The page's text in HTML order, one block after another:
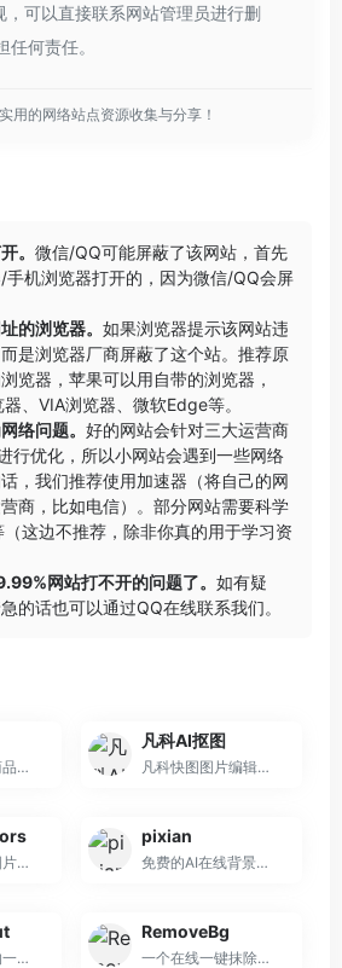
，可以直接联系网站管理员进行删
何责任。
用的网络站点资源收集与分享！
。 微信/QQ可能屏蔽了该网站，首先
手机浏览器打开的，因为微信/QQ会屏
的浏览器。 如果浏览器提示该网站违
是浏览器厂商屏蔽了这个站。推荐原
览器，苹果可以用自带的浏览器，
器 VIA浏览器 微软Edge等。
络问题。 好的网站会针对三大运营商
行优化，所以小网站会遇到一些网络
，我们推荐使用加速器（将自己的网
商，比如电信）。部分网站需要科学
（这边不推荐，除非你真的用于学习资
网站打不开的问题了。 如有疑
的话也可以通过QQ在线联系我们。
阿里巴巴旗下商品图抠图工具
凡科AI抠图
凡科快图图片编辑器，免费在线图片编辑软件，免下载，丰富图片版权资源，海量图片制作模板，不用ps，1分钟作图，超简单3步操作，完成在线做图，支持在线抠图、压缩、分
在线一键删除图片背景的工具
pixian
免费的AI在线背景移除工具
美图秀秀出品的一键去除图片背景工具！
RemoveBg
一个在线一键抹除图片背景的工具！